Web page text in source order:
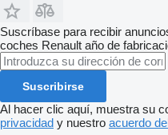
Suscríbase para recibir
coches Renault año de
Suscribirse
Al hacer clic aquí, muestra su
privacidad y nuestro acuerdo